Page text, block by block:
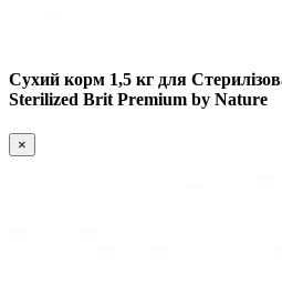
Сухий корм 1,5 кг для
Sterilized Brit Premium by Nature
×